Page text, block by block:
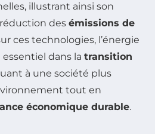
illustrant ainsi son
des émissions de
ces technologies, l’énergie
dans la transition
à une société plus
tout en
économique durable.